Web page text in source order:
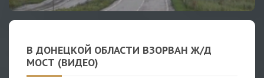
В ДОНЕЦКОЙ ОБЛАСТИ ВЗОРВАН Ж/Д
МОСТ (ВИДЕО)